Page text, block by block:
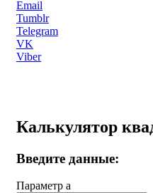
Email
Tumblr
Telegram
VK
Viber
Калькулятор
Введите данные:
Параметр a